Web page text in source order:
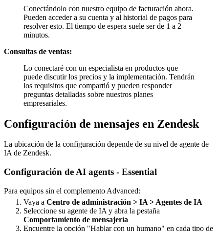
Conectándolo con nuestro equipo de facturación ahora.
Pueden acceder a su cuenta y al historial de pagos para
resolver esto. El tiempo de espera suele ser de 1 a 2
minutos.
Consultas de ventas:
Lo conectaré con un especialista en productos que
puede discutir los precios y la implementación. Tendrán
los requisitos que compartió y pueden responder
preguntas detalladas sobre nuestros planes
empresariales.
Configuración de mensajes en Zendesk
La ubicación de la configuración depende de su nivel de agente de
IA de Zendesk.
Configuración de AI agents - Essential
Para equipos sin el complemento Advanced:
Vaya a Centro de administración > IA > Agentes de IA
Seleccione su agente de IA y abra la pestaña
Comportamiento de mensajería
Encuentre la opción "Hablar con un humano" en cada tipo de